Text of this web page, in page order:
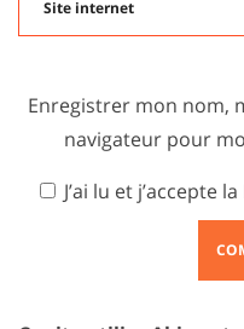
Enregistrer mon nom,
navigateur pour
J’ai lu et j’accepte la